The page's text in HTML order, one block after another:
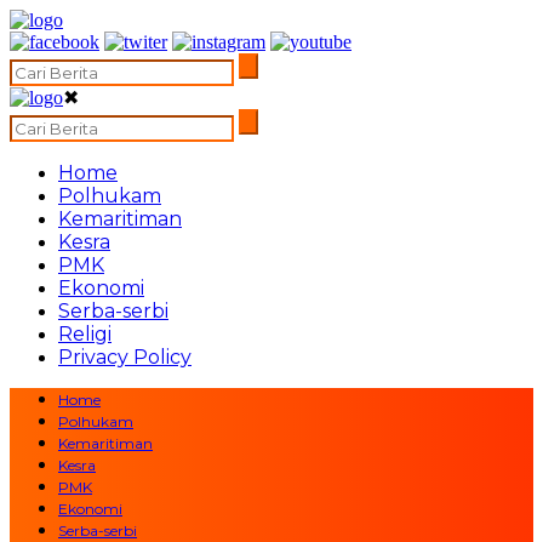
✖
Home
Polhukam
Kemaritiman
Kesra
PMK
Ekonomi
Serba-serbi
Religi
Privacy Policy
Home
Polhukam
Kemaritiman
Kesra
PMK
Ekonomi
Serba-serbi